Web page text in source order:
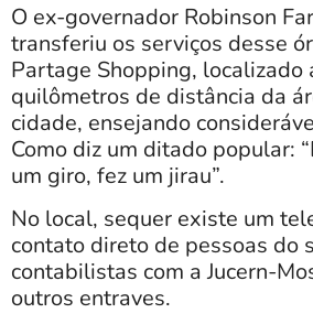
O ex-governador Robinson
transferiu os serviços desse
Partage Shopping, localizado
quilômetros de distância da
cidade, ensejando
Como diz um ditado popular:
um giro, fez um jirau”.
No local, sequer existe um
contato direto de pessoas do
contabilistas com a Jucern-
outros entraves.